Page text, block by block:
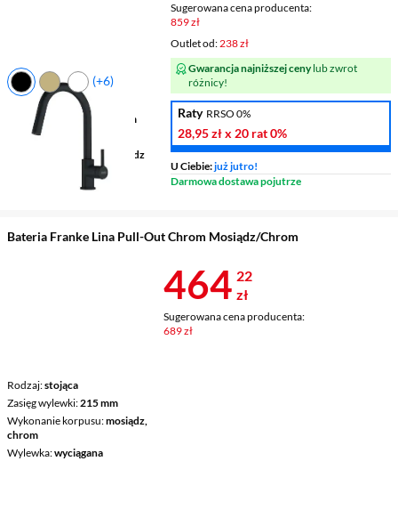
(+6)
Rodzaj stojąca
Wysokość wylewki
185 mm
Zasięg wylewki
mosiądz
Sugerowana cena producenta:
859 zł
Outlet od:238 zł
Gwarancja najniższej cenylub zwrot
różnicy!
Raty RRSO 0%
28,95 złx 20 rat0%
U Ciebie:już jutro!
Darmowa dostawa pojutrze
Bateria Franke Lina Pull-Out Chrom Mosiądz/Chrom
Rodzaj stojąca
Zasięg wylewki 215 mm
Wykonanie korpusu mosiądz,
chrom
Wylewka wyciągana
Cena 464,22
464 22
zł
Sugerowana cena producenta:
689 zł